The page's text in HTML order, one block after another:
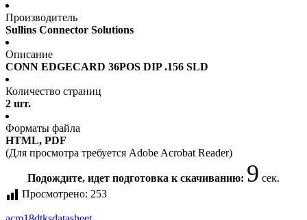
Производитель
Sullins Connector Solutions
Описание
CONN EDGECARD 36POS DIP .156 SLD
Количество страниц
2 шт.
Форматы файла
HTML, PDF
(Для просмотра требуется Adobe Acrobat Reader)
Подождите, идет подготовка к скачиванию: 9 сек.
Просмотрено: 253